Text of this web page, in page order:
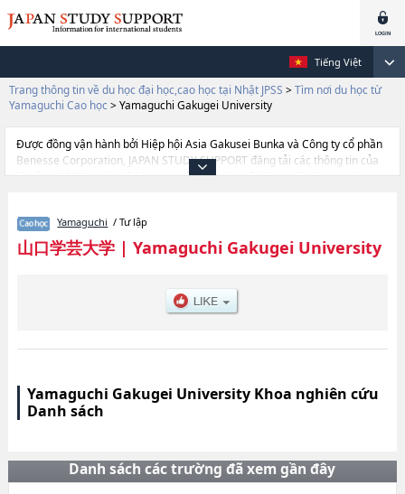
Tiếng Việt
Trang thông tin về du học đại học,cao học tại Nhật JPSS > Tìm nơi du học từ
Yamaguchi Cao học > Yamaguchi Gakugei University
Được đồng vận hành bởi Hiệp hội Asia Gakusei Bunka và Công ty cổ phần
Benesse Corporation, JAPAN STUDY SUPPORT đăng tải các thông tin của
khoảng 1.300 trường đại học, cao học, trường đại học ngắn hạn, trường
thông tin cần thiết dành cho du học sinh, như là về các , thông tin về từng
khoa nghiên cứu, thông tin liên quan đến thi tuyển như số lượng tuyển
sinh, số lượng trúng tuyển, cở sở trang thiết bị, hướng dẫn địa điểm v.v...
Yamaguchi / Tư lập
山口学芸大学| Yamaguchi Gakugei University
Yamaguchi Gakugei University Khoa nghiên cứu
Danh sách
Danh sách các trường đã xem gần đây